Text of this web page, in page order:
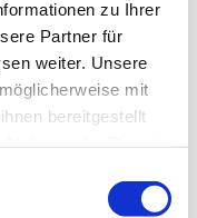
zu Ihrer
Partner für
weiter. Unsere
mit
bereitgestellt